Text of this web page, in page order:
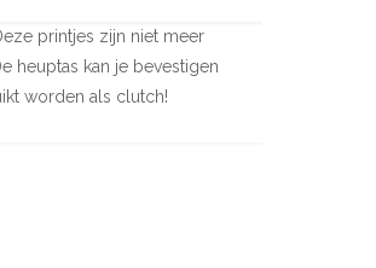
printjes zijn niet meer
heuptas kan je bevestigen
worden als clutch!